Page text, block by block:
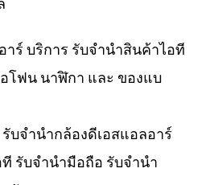
ร์ บริการ รับจำนำสินค้าไอที
โฟน นาฬิกา และ ของแบ
บจำนำกล้องดีเอสแอลอาร์
รับจำนำมือถือ รับจำนำ